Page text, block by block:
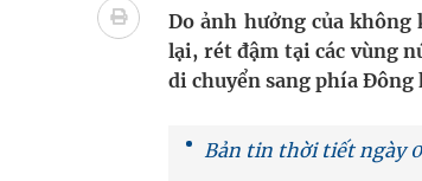
bảo vệ sức khỏe Nhân dân
Không chỉ cắt tóc, Đông Tây
Do ảnh hưởng của
lại, rét đậm tại các vùng
di chuyển sang phía Đông
Bản tin thời tiết ngày